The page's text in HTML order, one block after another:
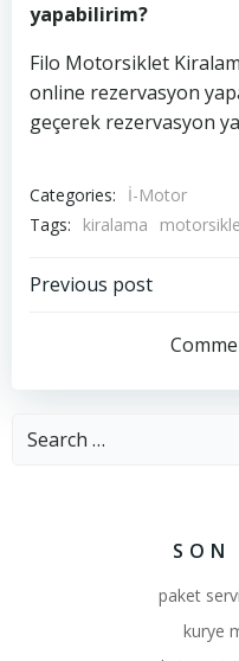
yapabilirim?
Filo Motorsiklet
online rezervasyon
geçerek rezervasyon
Categories:
İ-Motor
Tags:
kiralama
Yazı
Previous post
Search
SON
paket
kurye